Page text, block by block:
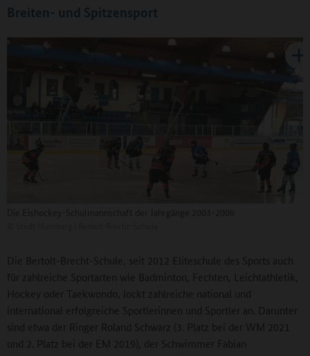
Breiten- und Spitzensport
Die Bertolt-Brecht-Schule, seit 2012 Eliteschule des Sports auch
für zahlreiche Sportarten wie Badminton, Fechten, Leichtathletik,
Hockey oder Taekwondo, lockt zahlreiche national und
international erfolgreiche Sportlerinnen und Sportler an. Darunter
sind etwa der Ringer Roland Schwarz (3. Platz bei der WM 2021
und 2. Platz bei der EM 2019), der Schwimmer Fabian